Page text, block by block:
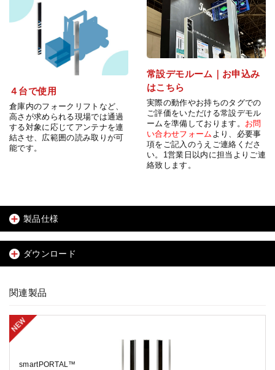
４台で使用
倉庫内のフォークリフトなど、
高さが求められる現場では通過
する対象に応じてアンテナを連
結させ、広範囲の読み取りが可
能です。
常設デモルーム｜お申込み
はこちら
実際の動作やお持ちのタグでの
ご評価をいただける常設デモル
ームを準備しております。 お問
い合わせフォーム より、必要事
項をご記入のうえご連絡くださ
い。1営業日以内に担当よりご連
絡致します。
製品仕様
ダウンロード
関連製品
smartPORTAL™